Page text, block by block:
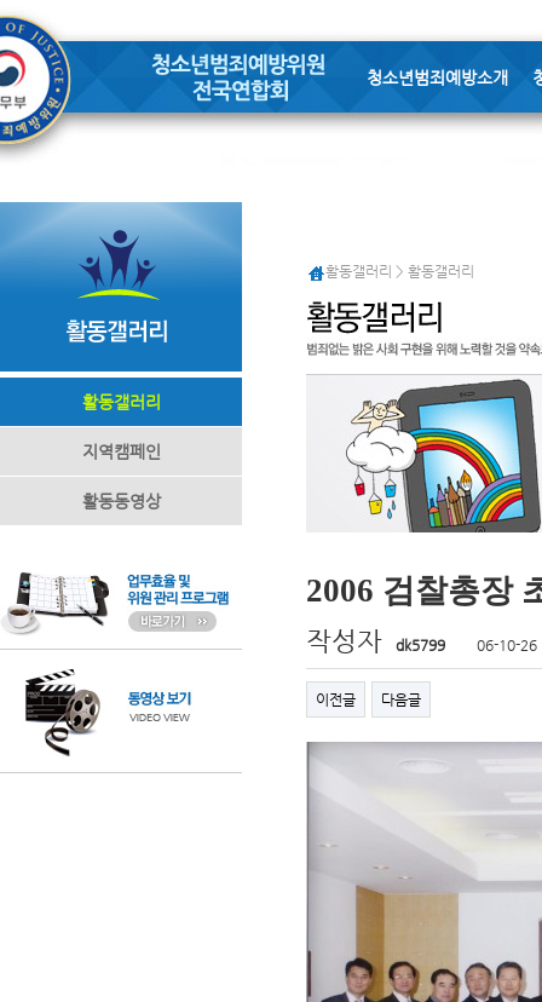
청소년범죄예방소개
활동갤러리
지역캠페인
활동동영상
활동갤러리 > 활동갤러리
2006 검찰총장
작성자 dk5799 06-10-26
이전글 다음글